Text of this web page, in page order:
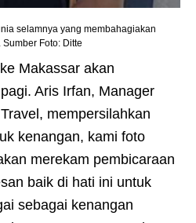
selamnya yang membahagiakan
Foto: Ditte
Makassar akan
Aris Irfan, Manager
mempersilahkan
kenangan, kami foto
merekam pembicaraan
baik di hati ini untuk
sebagai kenangan